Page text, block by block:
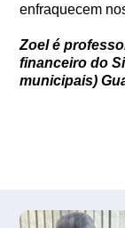
enfraquecem
Zoel é
financeiro do
municipais)